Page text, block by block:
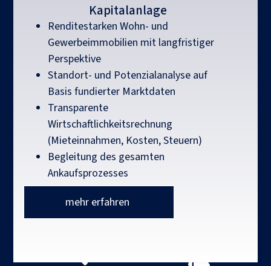
Kapitalanlage
Renditestarken Wohn- und
Gewerbeimmobilien mit langfristiger
Perspektive
Standort- und Potenzialanalyse auf
Basis fundierter Marktdaten
Transparente
Wirtschaftlichkeitsrechnung
(Mieteinnahmen, Kosten, Steuern)
Begleitung des gesamten
Ankaufsprozesses
mehr erfahren